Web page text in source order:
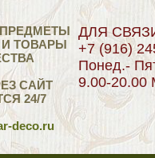
ТОВАРЫ
САЙТ
24/7
deco.ru
ДЛЯ
+7 (916)
Понед.-
9.00-20.00